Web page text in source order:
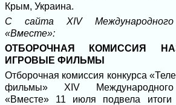
Крым, Украина.
С сайта XIV Международного
«Вместе»:
ОТБОРОЧНАЯ КОМИССИЯ
ИГРОВЫЕ ФИЛЬМЫ
Отборочная комиссия конкурса
фильмы» XIV Международного
«Вместе» 11 июля подвела